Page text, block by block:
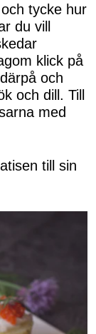
tycke hur
du vill
klick på
och
och dill. Till
med
till sin